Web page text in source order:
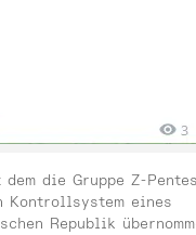
die Gruppe Z-
Kontrollsystem eines
Republik